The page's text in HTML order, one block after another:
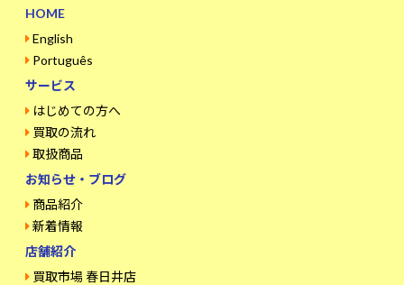
HOME
English
Português
サービス
はじめての方へ
買取の流れ
取扱商品
お知らせ・ブログ
商品紹介
新着情報
店舗紹介
買取市場 春日井店